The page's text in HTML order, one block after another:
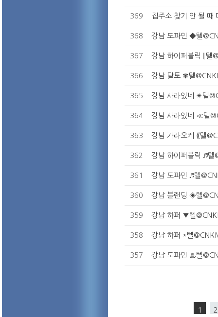
369 집주소 찾기 안 될 때
368 강남 도파민 ◆텔
367 강남 하이퍼블릭 ⌊텔
366 강남 달토 ✾텔
365 강남 사라있네 ✴텔
364 강남 사라있네 ≪텔
363 강남 가라오케 ⟪텔
362 강남 하이퍼블릭 ♬
361 강남 도파민 ♬텔
360 강남 블랜딩 ◈텔
359 강남 하퍼 ▼텔
358 강남 하퍼 *텔
357 강남 도파민 ♨텔
1 2